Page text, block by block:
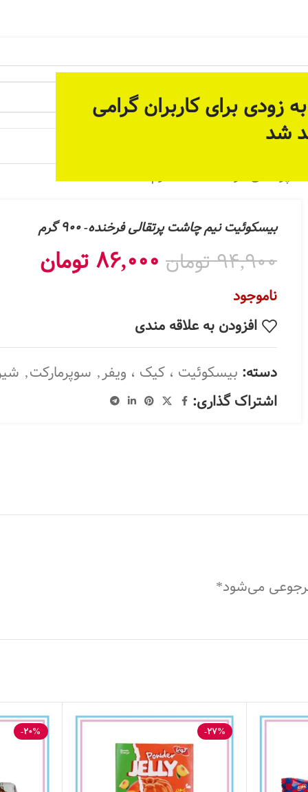
زودی برای کاربران گرامی
شد
فرخنده- 900 گرم
بیسکوئیت نیم چاشت پرتقالی فرخنده- 900 گرم
94,900تومان 86,000 تومان
ناموجود
افزودن به علاقه مندی
دسته: بیسکوئیت ، کیک ، ویفر, سوپرمارکت,
اشتراک گذاری:
می‌شود*
-27%
-20%